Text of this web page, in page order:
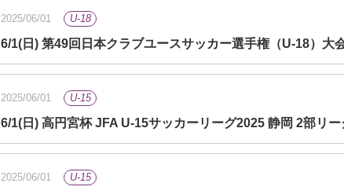
2025/06/01 U-18
6/1(日) 第49回日本クラブユースサッカー選手権（U-18）大
2025/06/01 U-15
6/1(日) 高円宮杯 JFA U-15サッカーリーグ2025 静岡 2部リ
2025/06/01 U-15